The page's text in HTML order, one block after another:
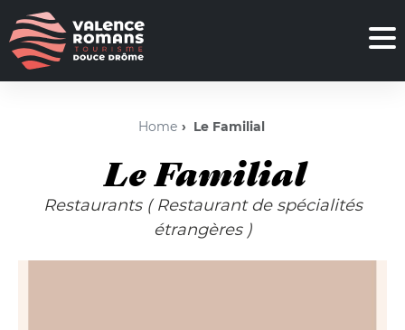
Home Le Familial
Le Familial
Restaurants ( Restaurant de spécialités
étrangères )